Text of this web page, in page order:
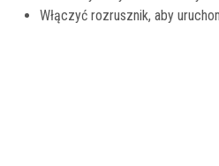
Włączyć rozrusznik, aby